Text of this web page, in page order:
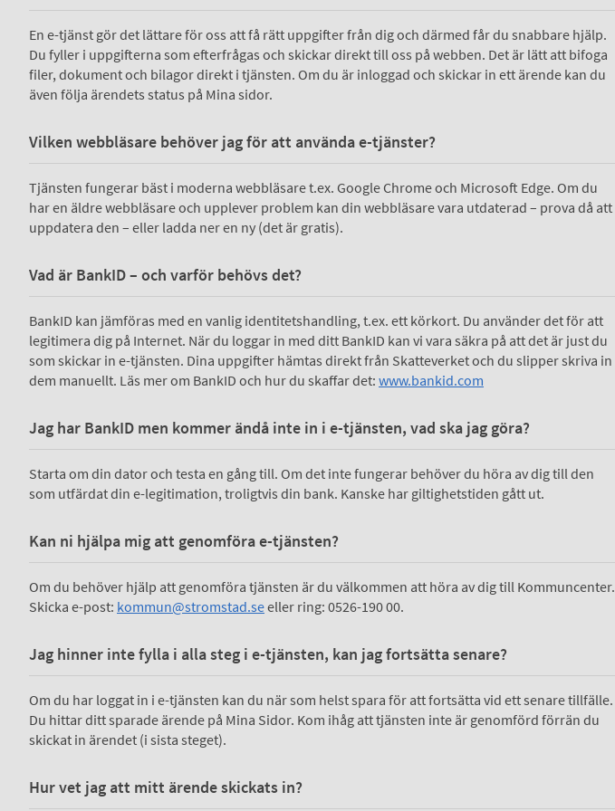
En e-tjänst gör det lättare för oss att få rätt uppgifter från dig och därmed får du snabbare hjälp.
Du fyller i uppgifterna som efterfrågas och skickar direkt till oss på webben. Det är lätt att bifoga
filer, dokument och bilagor direkt i tjänsten. Om du är inloggad och skickar in ett ärende kan du
även följa ärendets status på Mina sidor.
Vilken webbläsare behöver jag för att använda e-tjänster?
Tjänsten fungerar bäst i moderna webbläsare t.ex. Google Chrome och Microsoft Edge. Om du
har en äldre webbläsare och upplever problem kan din webbläsare vara utdaterad – prova då att
uppdatera den – eller ladda ner en ny (det är gratis).
Vad är BankID – och varför behövs det?
BankID kan jämföras med en vanlig identitetshandling, t.ex. ett körkort. Du använder det för att
legitimera dig på Internet. När du loggar in med ditt BankID kan vi vara säkra på att det är just du
som skickar in e-tjänsten. Dina uppgifter hämtas direkt från Skatteverket och du slipper skriva in
dem manuellt. Läs mer om BankID och hur du skaffar det: www.bankid.com
Jag har BankID men kommer ändå inte in i e-tjänsten, vad ska jag göra?
Starta om din dator och testa en gång till. Om det inte fungerar behöver du höra av dig till den
som utfärdat din e-legitimation, troligtvis din bank. Kanske har giltighetstiden gått ut.
Kan ni hjälpa mig att genomföra e-tjänsten?
Om du behöver hjälp att genomföra tjänsten är du välkommen att höra av dig till Kommuncenter.
Skicka e-post: kommun@stromstad.seeller ring: 0526-190 00.
Jag hinner inte fylla i alla steg i e-tjänsten, kan jag fortsätta senare?
Om du har loggat in i e-tjänsten kan du när som helst spara för att fortsätta vid ett senare tillfälle.
Du hittar ditt sparade ärende på Mina Sidor. Kom ihåg att tjänsten inte är genomförd förrän du
skickat in ärendet (i sista steget).
Hur vet jag att mitt ärende skickats in?